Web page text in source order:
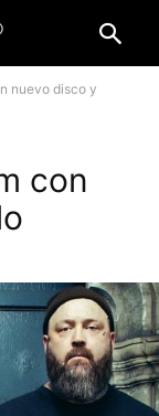
nuevo disco y
con